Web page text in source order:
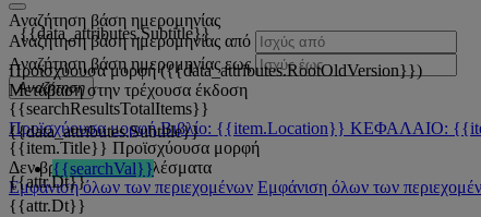
Αναζήτηση βάση ημερομηνίας
Αναζήτηση βάση ημερομηνίας από
Αναζήτηση βάση ημερομηνίας εως
Αναζήτηση
{{searchResultsTotalItems}}
Προϊσχύουσα μορφή Βιβλίο: {{item.Location}} ΚΕΦΑΛΑΙΟ:
{{item.Title}} Προϊσχύουσα μορφή
Δεν βρέθηκαν αποτελέσματα
Εμφάνιση όλων των περιεχομένων Εμφάνιση όλων των
{{data_attributes.Subtitle}}
Προϊσχύουσα μορφή ({{data_attributes.RootOldVersion}})
Μετάβαση στην τρέχουσα έκδοση
{{data_attributes.Subtitle}}
{{searchVal}}
{{attr.Dt}}
{{attr.Dt}}